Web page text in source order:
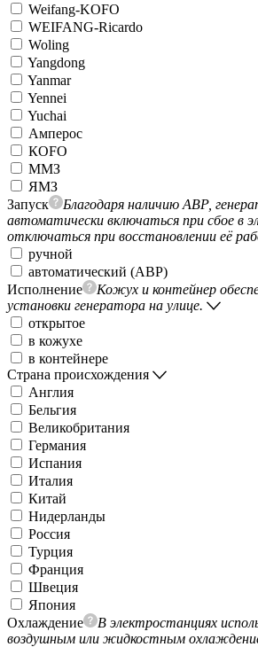
Weifang-KOFO
WEIFANG-Ricardo
Woling
Yangdong
Yanmar
Yennei
Yuchai
Амперос
КОFO
ММЗ
ЯМЗ
Запуск
Благодаря наличию АВР,
автоматически включаться при сбое в
отключаться при восстановлении её
ручной
автоматический (АВР)
Исполнение
Кожух и контейнер
установки генератора на улице.
открытое
в кожухе
в контейнере
Страна происхождения
Англия
Бельгия
Великобритания
Германия
Испания
Италия
Китай
Нидерланды
Россия
Турция
Франция
Швеция
Япония
Охлаждение
В электростанциях
воздушным или жидкостным